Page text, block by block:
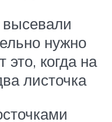
нужно
когда на
листочка